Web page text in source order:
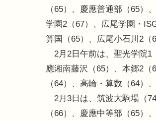
（65）、慶應普通部（65）
学園2（67）、広尾学園・
算国（65）、広尾小石川2（
2月2日午前は、聖光学院1
應湘南藤沢（65）、本郷2
（64）、高輪・算数（64）
2月3日は、筑波大駒場（
（66）、慶應中等部（65）